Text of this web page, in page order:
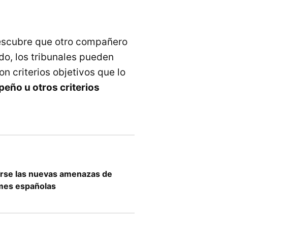
que otro compañero
los tribunales pueden
criterios objetivos que lo
u otros criterios
las nuevas amenazas de
españolas